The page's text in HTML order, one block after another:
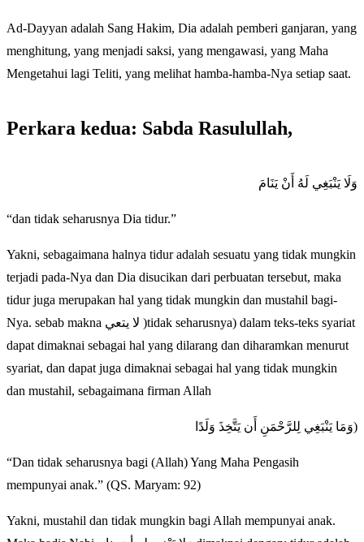
Ad-Dayyan adalah Sang Hakim, Dia adalah pemberi ganjaran, yang
menghitung, yang menjadi saksi, yang mengawasi, yang Maha
Mengetahui lagi Teliti, yang melihat hamba-hamba-Nya setiap saat.
Perkara kedua: Sabda Rasulullah,
وَلَا يَنْبَغِي لَهُ أَنْ يَنَامَ
“dan tidak seharusnya Dia tidur.”
Yakni, sebagaimana halnya tidur adalah sesuatu yang tidak mungkin
terjadi pada-Nya dan Dia disucikan dari perbuatan tersebut, maka
tidur juga merupakan hal yang tidak mungkin dan mustahil bagi-
Nya. sebab makna لا يتعي )tidak seharusnya) dalam teks-teks syariat
dapat dimaknai sebagai hal yang dilarang dan diharamkan menurut
syariat, dan dapat juga dimaknai sebagai hal yang tidak mungkin
dan mustahil, sebagaimana firman Allah
وَمَا يَنْبَغِي لِلرَّحْمَنِ أَن يَتَّخِذَ وَلَدًا)
“Dan tidak seharusnya bagi (Allah) Yang Maha Pengasih
mempunyai anak.” (QS. Maryam: 92)
Yakni, mustahil dan tidak mungkin bagi Allah mempunyai anak.